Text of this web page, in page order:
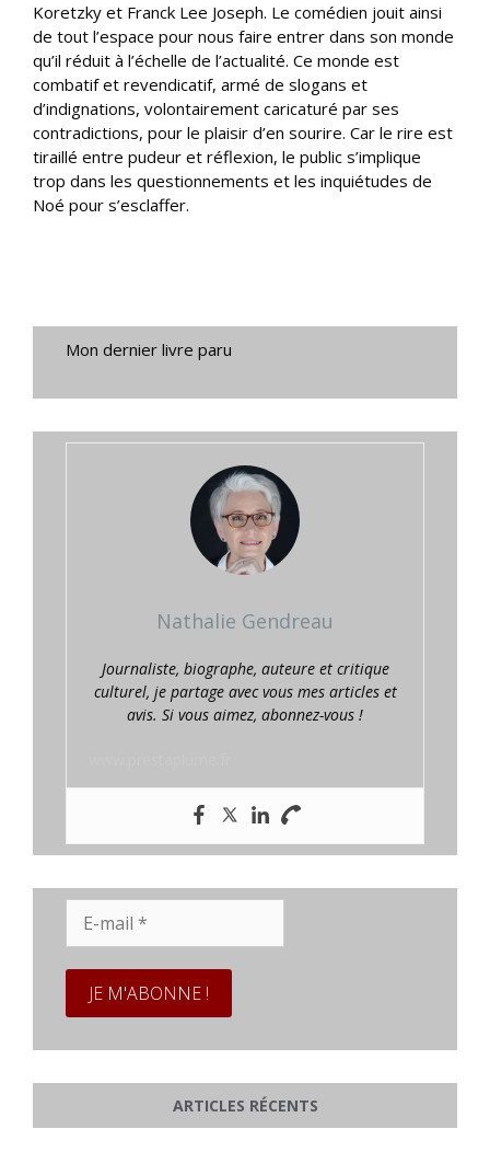
Koretzky et Franck Lee Joseph. Le comédien jouit ainsi
de tout l’espace pour nous faire entrer dans son monde
qu’il réduit à l’échelle de l’actualité. Ce monde est
combatif et revendicatif, armé de slogans et
d’indignations, volontairement caricaturé par ses
contradictions, pour le plaisir d’en sourire. Car le rire est
tiraillé entre pudeur et réflexion, le public s’implique
trop dans les questionnements et les inquiétudes de
Noé pour s’esclaffer.
Mon dernier livre paru
Nathalie Gendreau
Journaliste, biographe, auteure et critique
culturel, je partage avec vous mes articles et
avis. Si vous aimez, abonnez-vous !
mail
ARTICLES RÉCENTS